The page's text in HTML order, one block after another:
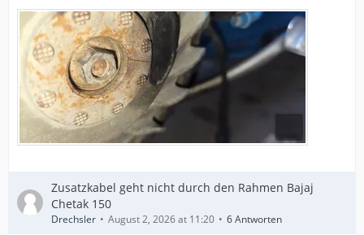
Zusatzkabel geht nicht durch den Rahmen Bajaj
Chetak 150
Drechsler August 2, 2026 at 11:20 6 Antworten